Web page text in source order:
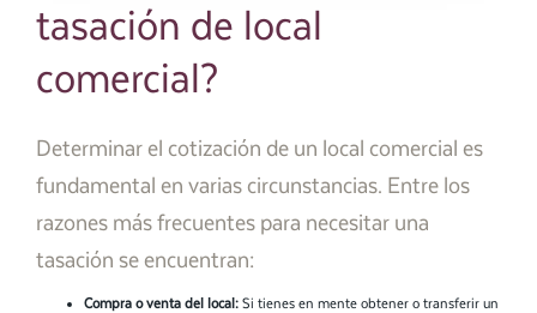
tasación de local
comercial?
Determinar el cotización de un local comercial es
fundamental en varias circunstancias. Entre los
razones más frecuentes para necesitar una
tasación se encuentran:
Compra o venta del local: Si tienes en mente obtener o transferir un